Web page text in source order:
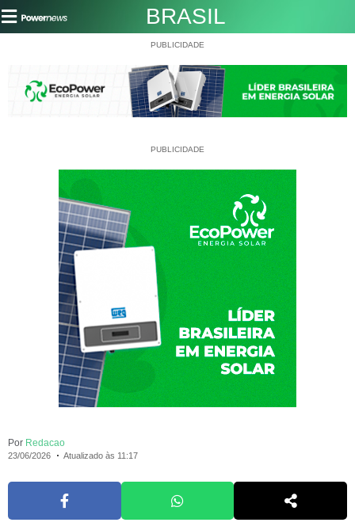
BRASIL
PUBLICIDADE
PUBLICIDADE
Por Redacao
23/06/2026 Atualizado às 11:17